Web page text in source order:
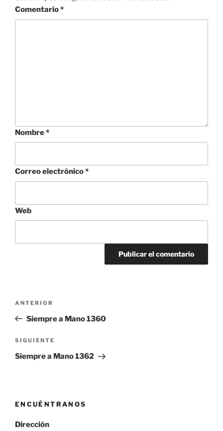
Comentario*
Nombre*
Correo electrónico*
Web
entradas
Entrada
anterior:
ANTERIOR
Siempre a Mano 1360
Siguiente
entrada
SIGUIENTE
Siempre a Mano 1362
ENCUÉNTRANOS
Dirección